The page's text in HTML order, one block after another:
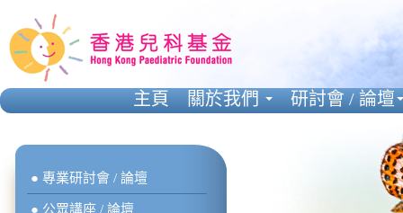
● 專業研討會 / 論壇
● 公眾講座 / 論壇
主頁 關於我們 研討會 / 論壇